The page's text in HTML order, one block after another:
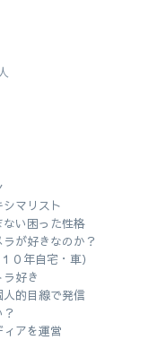
マリスト
い困った性格
が好きなのか？
０年自宅・車）
好き
人的目線で発信
アを運営